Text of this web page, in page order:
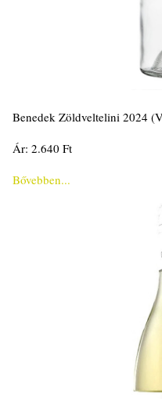
Benedek Zöldveltelini 2024
Ár: 2.640 Ft
Bővebben...